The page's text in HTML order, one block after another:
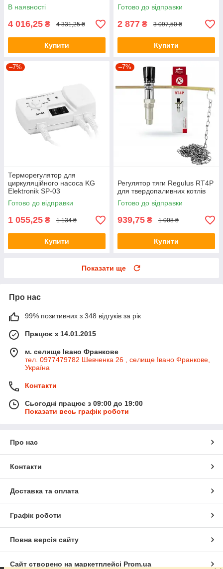
В наявності
4 016,25 ₴ 4 331,25 ₴
Купити
Готово до відправки
2 877 ₴ 3 097,50 ₴
Купити
–7%
Терморегулятор для
циркуляційного насоса KG
Elektronik SP-03
Готово до відправки
1 055,25 ₴ 1 134 ₴
Купити
–7%
Регулятор тяги Regulus RT4P
для твердопаливних котлів
Готово до відправки
939,75 ₴ 1 008 ₴
Купити
Показати ще
Про нас
99% позитивних з 348 відгуків за рік
Працює з 14.01.2015
м. селище Івано Франкове
тел. 0977479782 Шевченка 26 , селище Івано Франкове,
Україна
Контакти
Сьогодні працює з 09:00 до 19:00
Показати весь графік роботи
Про нас
Контакти
Доставка та оплата
Графік роботи
Повна версія сайту
Сайт створено на маркетплейсі Prom.ua